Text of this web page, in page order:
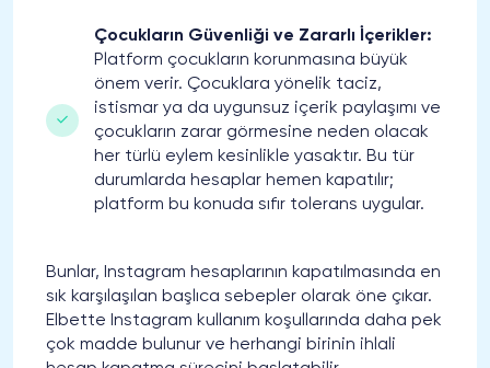
Çocukların Güvenliği ve Zararlı İçerikler:
Platform çocukların korunmasına büyük
önem verir. Çocuklara yönelik taciz,
istismar ya da uygunsuz içerik paylaşımı ve
çocukların zarar görmesine neden olacak
her türlü eylem kesinlikle yasaktır. Bu tür
durumlarda hesaplar hemen kapatılır;
platform bu konuda sıfır tolerans uygular.
Bunlar, Instagram hesaplarının kapatılmasında en
sık karşılaşılan başlıca sebepler olarak öne çıkar.
Elbette Instagram kullanım koşullarında daha pek
çok madde bulunur ve herhangi birinin ihlali